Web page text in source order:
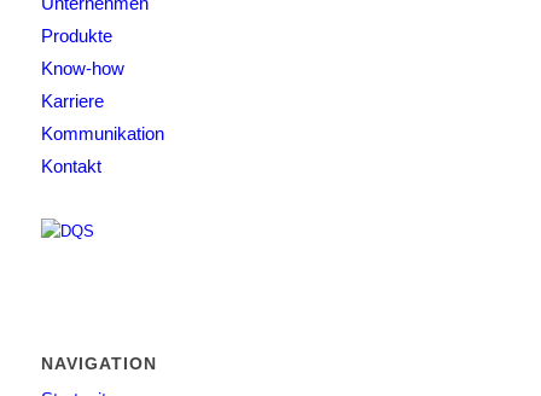
Produkte
Know-how
Karriere
Kommunikation
Kontakt
NAVIGATION